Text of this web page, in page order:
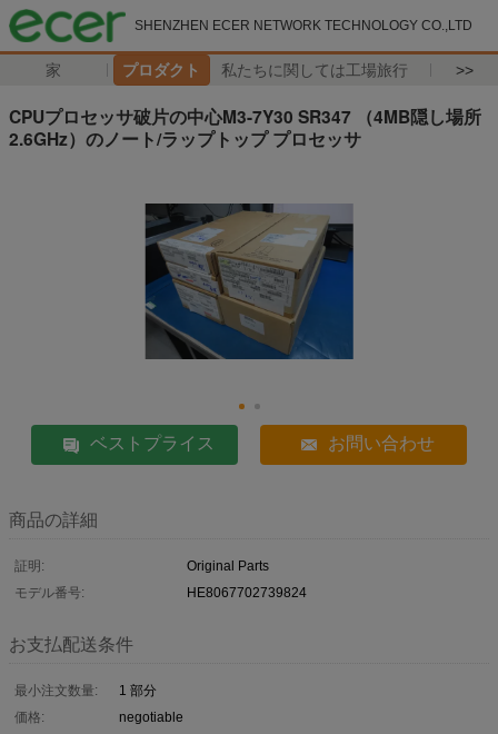
SHENZHEN ECER NETWORK TECHNOLOGY CO.,LTD
家 プロダクト 私たちに関しては工場旅行 >>
CPUプロセッサ破片の中心M3-7Y30 SR347 （4MB隠し場所
2.6GHz）のノート/ラップトップ プロセッサ
ベストプライス お問い合わせ
商品の詳細
証明:
Original Parts
モデル番号:
HE8067702739824
お支払配送条件
最小注文数量:
1 部分
価格:
negotiable